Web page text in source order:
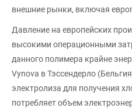
внешние рынки, включая
Давление на европейских
высокими операционными
данного полимера крайне
Vynova в Тэссендерло
электролиза для получения
потребляет объем